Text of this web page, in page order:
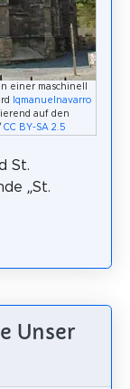
einer maschinell
Iqmanuelnavarro
auf den
CC BY-SA 2.5
St.
„St.
Unser